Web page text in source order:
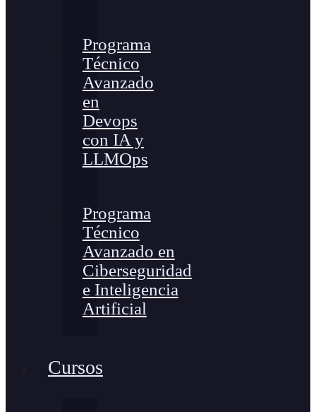
Programa
Técnico
Avanzado
en
Devops
con IA y
LLMOps
Programa
Técnico
Avanzado en
Ciberseguridad
e Inteligencia
Artificial
Cursos